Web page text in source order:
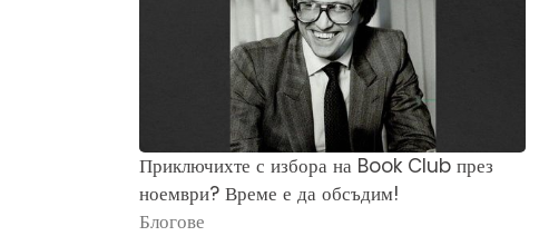
Приключихте с избора на Book Club през
ноември? Време е да обсъдим!
Блогове